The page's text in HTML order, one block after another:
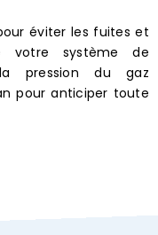
éviter les fuites et
votre système de
pression du gaz
pour anticiper toute